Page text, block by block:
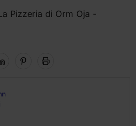
Pizzeria di Orm Oja -